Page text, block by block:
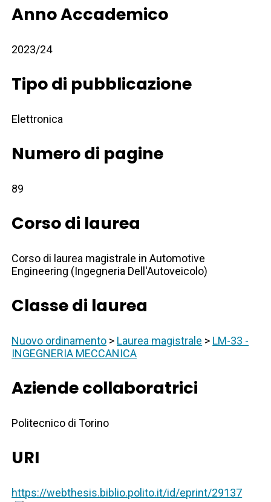
Anno Accademico
2023/24
Tipo di pubblicazione
Elettronica
Numero di pagine
89
Corso di laurea
Corso di laurea magistrale in Automotive
Engineering (Ingegneria Dell'Autoveicolo)
Classe di laurea
Nuovo ordinamento > Laurea magistrale > LM-33 -
INGEGNERIA MECCANICA
Aziende collaboratrici
Politecnico di Torino
URI
https://webthesis.biblio.polito.it/id/eprint/29137